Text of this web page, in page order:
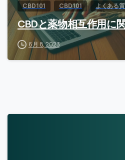
CBD 101 CBD 101 よくある
CBDと薬物相互作用に
6月 8, 2023